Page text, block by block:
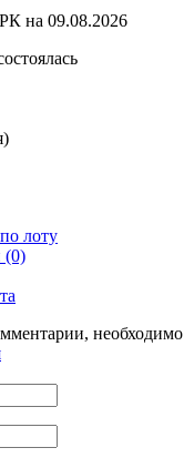
на 09.08.2026
лоту
(0)
необходимо